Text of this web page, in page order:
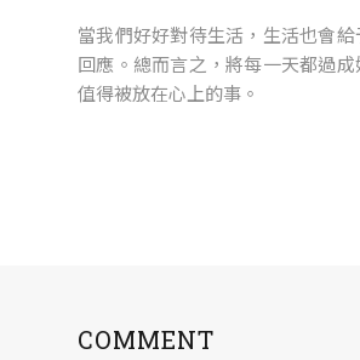
當我們好好對待生活，生活也會
回應。總而言之，將每一天都過
值得被放在心上的事。
COMMENT